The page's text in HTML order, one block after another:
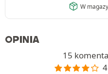
W
OPINIA
15